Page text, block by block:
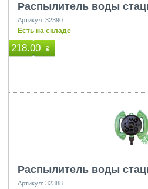
Распылитель воды
Артикул: 32390
Есть на складе
218.00 ₴
Распылитель воды
Артикул: 32388